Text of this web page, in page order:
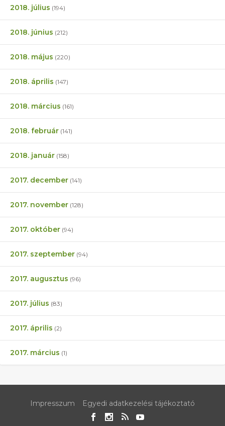
2018. július (194)
2018. június (212)
2018. május (220)
2018. április (147)
2018. március (161)
2018. február (141)
2018. január (158)
2017. december (141)
2017. november (128)
2017. október (94)
2017. szeptember (94)
2017. augusztus (96)
2017. július (83)
2017. április (2)
2017. március (1)
Impresszum Egyedi adatkezelési tájékoztató